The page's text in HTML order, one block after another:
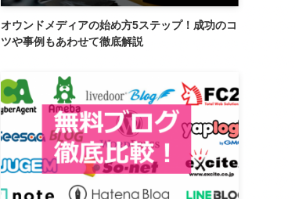
オウンドメディアの始め方5ステップ！成功のコ
ツや事例もあわせて徹底解説